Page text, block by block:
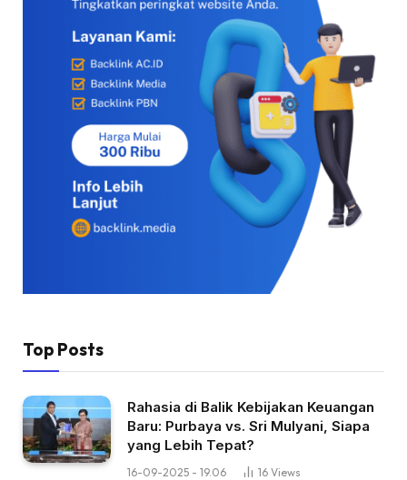
Top Posts
Rahasia di Balik Kebijakan Keuangan
Baru: Purbaya vs. Sri Mulyani, Siapa
yang Lebih Tepat?
16-09-2025 - 19.06 16 Views